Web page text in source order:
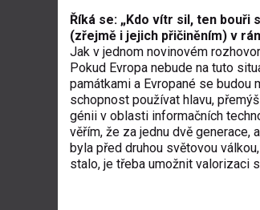
Říká se: „Kdo vítr sil, ten bouři
(zřejmě i jejich přičiněním) v
Jak v jednom novinovém
Pokud Evropa nebude na tuto
památkami a Evropané se
schopnost používat hlavu,
génii v oblasti informačních
věřím, že za jednu dvě
byla před druhou světovou
stalo, je třeba umožnit valorizaci